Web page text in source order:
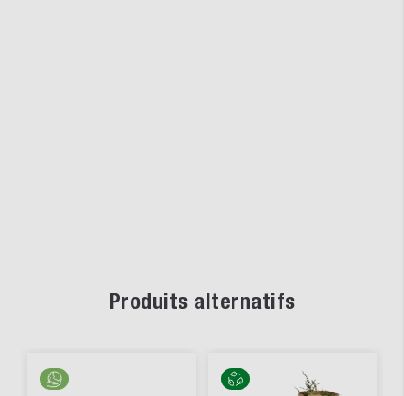
Produits alternatifs